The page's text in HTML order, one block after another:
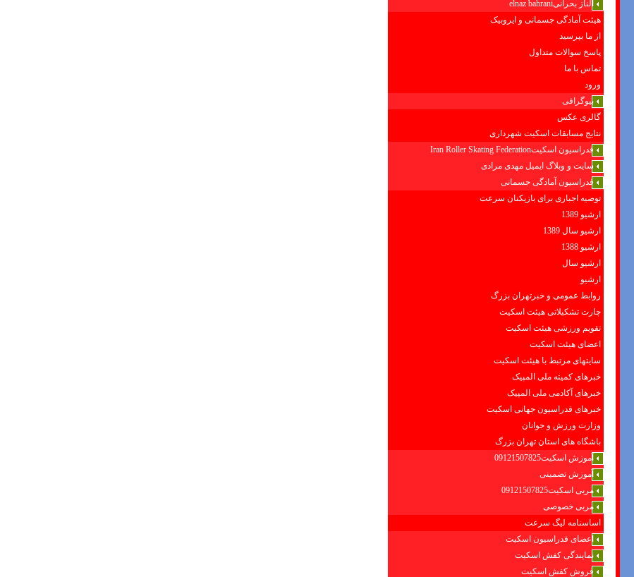
الناز بحرانیelnaz bahrani
هیئت آمادگی جسمانی و ایروبیک
از ما بپرسید
پاسخ سوالات متداول
تماس با ما
ورود
بیوگرافی
گالری عکس
نتایج مسابقات اسکیت شهرداری
فدراسیون اسکیتIran Roller Skating Federation
سایت و وبلاگ ایمیل مهدی مرادی
فدراسیون آمادگی جسمانی
توصیه اجباری برای بازیکنان سرعت
ارشیو 1389
ارشیو سال 1389
ارشیو 1388
ارشیو سال
ارشیو
روابط عمومی و خبرتهران بزرگ
چارت تشکیلاتی هیئت اسکیت
تقویم ورزشی هیئت اسکیت
اعضای هیئت اسکیت
سایتهای مرتبط با هیئت اسکیت
خبرهای کمیته ملی المپیک
خبرهای آکادمی ملی المپیک
خبرهای فدراسیون جهانی اسکیت
وزارت ورزش و جوانان
باشگاه های استان تهران بزرگ
آموزش اسکیت09121507825
آموزش تضمینی
مربی اسکیت09121507825
مربی خصوصی
اساسنامه لیگ سرعت
اعضای فدراسیون اسکیت
نمایندگی کفش اسکیت
فروش کفش اسکیت